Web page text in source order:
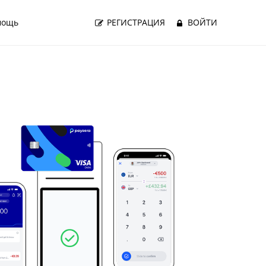
РЕГИСТРАЦИЯ ВОЙТИ